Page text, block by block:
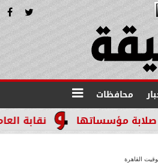
محافظات
نقابة العاملين مؤسساتها
القاهرة